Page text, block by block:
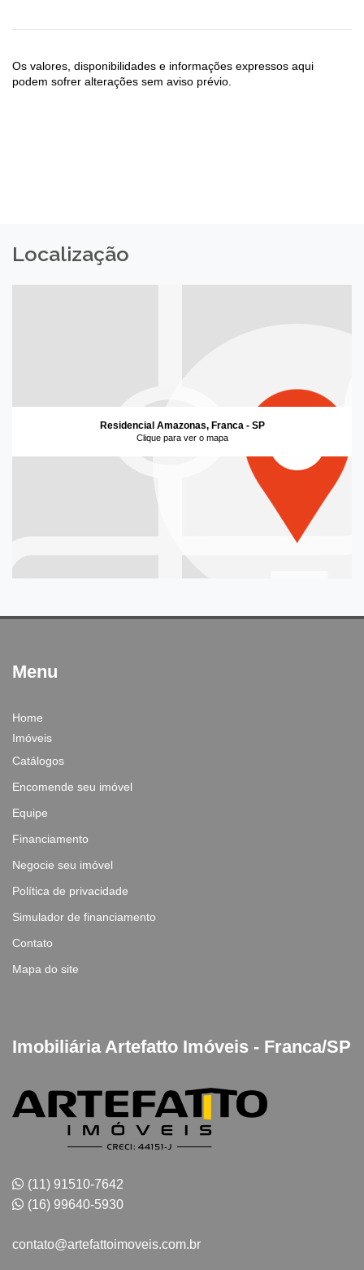
Os valores, disponibilidades e informações expressos aqui
podem sofrer alterações sem aviso prévio.
Localização
Residencial Amazonas, Franca - SP
Clique para ver o mapa
Menu
Home
Imóveis
Catálogos
Encomende seu imóvel
Equipe
Financiamento
Negocie seu imóvel
Política de privacidade
Simulador de financiamento
Contato
Mapa do site
Imobiliária Artefatto Imóveis - Franca/SP
(11) 91510-7642
(16) 99640-5930
contato@artefattoimoveis.com.br